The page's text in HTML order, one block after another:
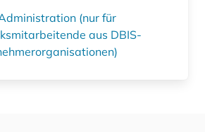
(nur für
aus DBIS-